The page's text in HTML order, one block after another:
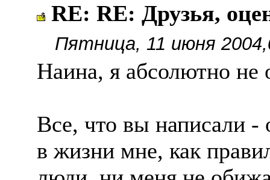
RE: RE: Друзья,
Пятница, 11 июня
Наина, я абсолютно
Все, что вы написали -
в жизни мне, как